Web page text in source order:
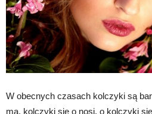
W obecnych czasach kolczyki są
ma, kolczyki się o nosi, o kolczyki